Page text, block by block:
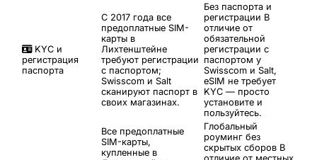
KYC и
регистрация
паспорта
С 2017 года все
предоплатные SIM-
карты в
Лихтенштейне
требуют регистрации
с паспортом;
Swisscom и Salt
сканируют паспорт в
своих магазинах.
Без паспорта и
регистрации В
отличие от
обязательной
регистрации с
паспортом у
Swisscom и Salt,
eSIM не требует
KYC — просто
установите и
пользуйтесь.
Все предоплатные
SIM-карты,
купленные в
Глобальный
роуминг без
скрытых сборов В